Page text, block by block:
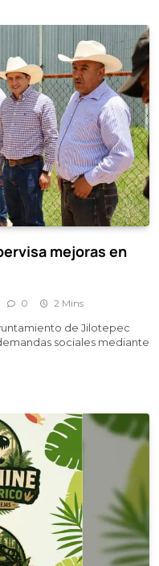
mejoras en
0 2 Mins
de Jilotepec
sociales mediante